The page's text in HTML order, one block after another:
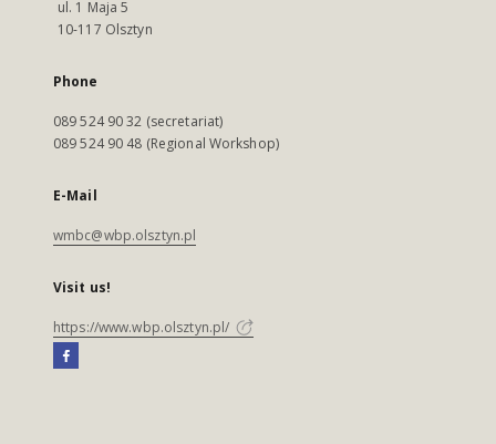
ul. 1 Maja 5
10-117 Olsztyn
Phone
089 524 90 32 (secretariat)
089 524 90 48 (Regional Workshop)
E-Mail
wmbc@wbp.olsztyn.pl
Visit us!
https://www.wbp.olsztyn.pl/